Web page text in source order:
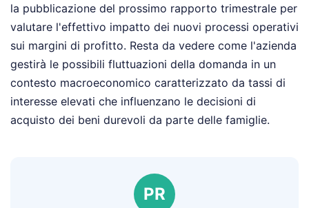
la pubblicazione del prossimo rapporto trimestrale per
valutare l'effettivo impatto dei nuovi processi operativi
sui margini di profitto. Resta da vedere come l'azienda
gestirà le possibili fluttuazioni della domanda in un
contesto macroeconomico caratterizzato da tassi di
interesse elevati che influenzano le decisioni di
acquisto dei beni durevoli da parte delle famiglie.
PR